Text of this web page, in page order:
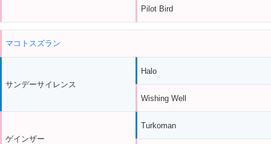
Pilot Bird
マコトスズラン
サンデーサイレンス
ゲインザー
Halo
Wishing Well
Turkoman